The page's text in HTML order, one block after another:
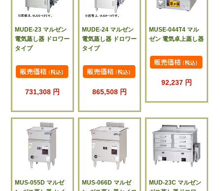
MUDE-23 マルゼン
電気蒸し器 ドロワー
タイプ
731,308 円
MUDE-24 マルゼン
電気蒸し器 ドロワー
タイプ
865,508 円
MUSE-044T4 マル
ゼン 電気卓上蒸し器
92,237 円
MUS-055D マルゼ
MUS-066D マルゼ
MUD-23C マルゼン